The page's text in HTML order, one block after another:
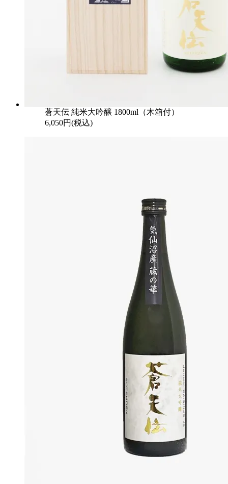
蒼天伝 純米大吟醸 1800ml（木箱付）
6,050円(税込)